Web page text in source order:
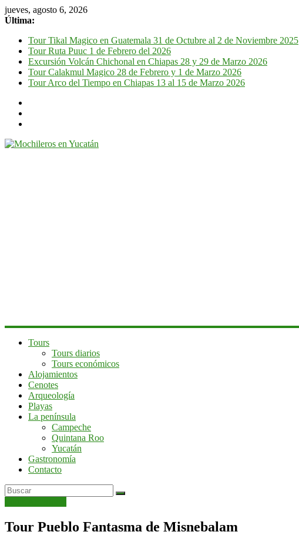
jueves, agosto 6, 2026
Última:
Tour Tikal Magico en Guatemala 31 de Octubre al 2 de Noviembre 2025
Tour Ruta Puuc 1 de Febrero del 2026
Excursión Volcán Chichonal en Chiapas 28 y 29 de Marzo 2026
Tour Calakmul Magico 28 de Febrero y 1 de Marzo 2026
Tour Arco del Tiempo en Chiapas 13 al 15 de Marzo 2026
Tours
Tours diarios
Tours económicos
Alojamientos
Cenotes
Arqueología
Playas
La península
Campeche
Quintana Roo
Yucatán
Gastronomía
Contacto
Tour Pueblo Fantasma de Misnebalam